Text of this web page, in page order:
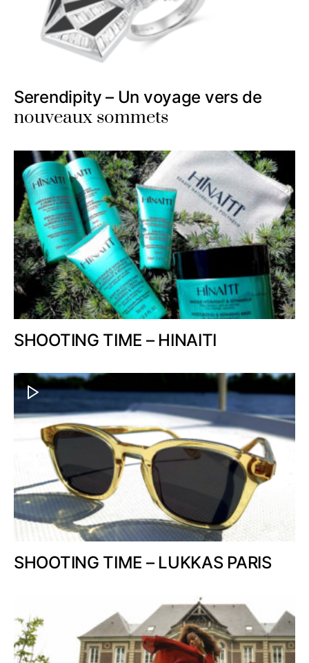
Serendipity – Un voyage vers de
nouveaux sommets
SHOOTING TIME – HINAITI
SHOOTING TIME – LUKKAS PARIS